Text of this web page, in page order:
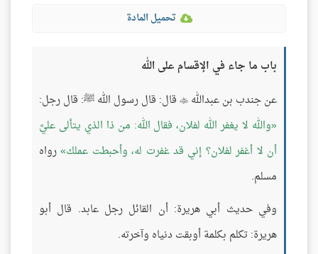
تحميل المادة
باب ما جاء في الإقسام على الله
عن جندب بن عبدالله  قال: قال رسول الله ﷺ: قال رجل:
والله لا يغفر الله لفلان، فقال الله: من ذا الذي يتألى عليَّ
أن لا أغفر لفلان؟ إني قد غفرت له، وأحبطت عملك رواه
مسلم.
وفي حديث أبي هريرة: أن القائل رجل عابد. قال أبو
هريرة: تكلم بكلمة أوبقت دنياه وآخرته.